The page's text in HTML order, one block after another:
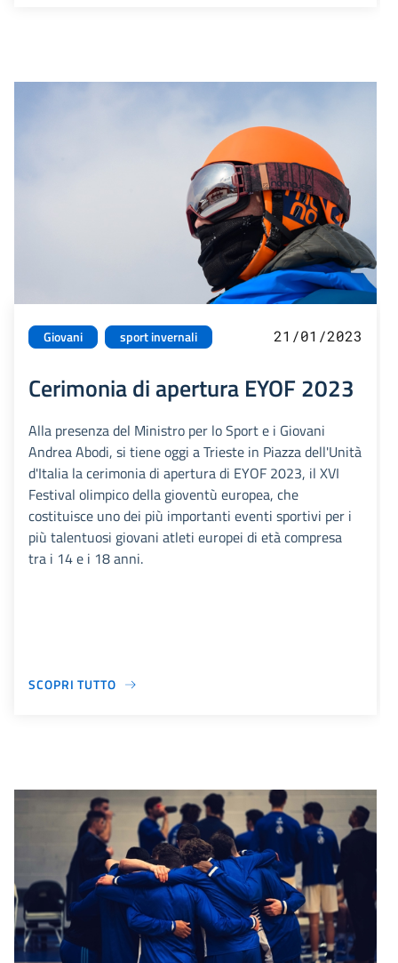
Giovani sport invernali 21/01/2023
Cerimonia di apertura EYOF 2023
Alla presenza del Ministro per lo Sport e i Giovani
Andrea Abodi, si tiene oggi a Trieste in Piazza dell'Unità
d'Italia la cerimonia di apertura di EYOF 2023, il XVI
Festival olimpico della gioventù europea, che
costituisce uno dei più importanti eventi sportivi per i
più talentuosi giovani atleti europei di età compresa
tra i 14 e i 18 anni.
SCOPRI TUTTO